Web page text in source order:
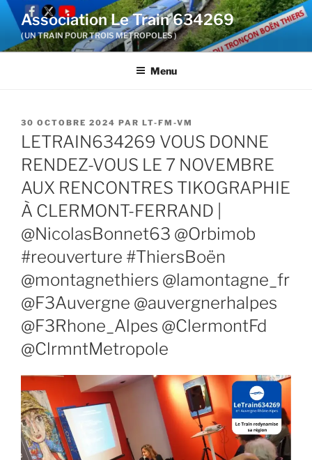
Aller
contenu
Association Le Train 634269
( UN TRAIN POUR TROIS METROPOLES )
Menu
PUBLIÉ
LE
30 OCTOBRE 2024 PAR LT-FM-VM
LETRAIN634269 VOUS DONNE
RENDEZ-VOUS LE 7 NOVEMBRE
AUX RENCONTRES TIKOGRAPHIE
À CLERMONT-FERRAND |
@NicolasBonnet63 @Orbimob
#reouverture #ThiersBoën
@montagnethiers @lamontagne_fr
@F3Auvergne @auvergnerhalpes
@F3Rhone_Alpes @ClermontFd
@ClrmntMetropole